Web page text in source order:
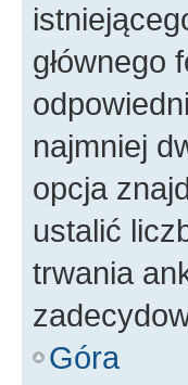
głównego
najmniej
opcja
ustalić
trwania
Góra